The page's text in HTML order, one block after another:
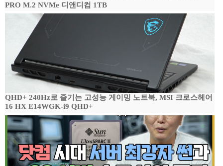
PRO M.2 NVMe 디앤디컴 1TB
QHD+ 240Hz로 즐기는 고성능 게이밍 노트북, MSI 크로스헤어
16 HX E14WGK-i9 QHD+